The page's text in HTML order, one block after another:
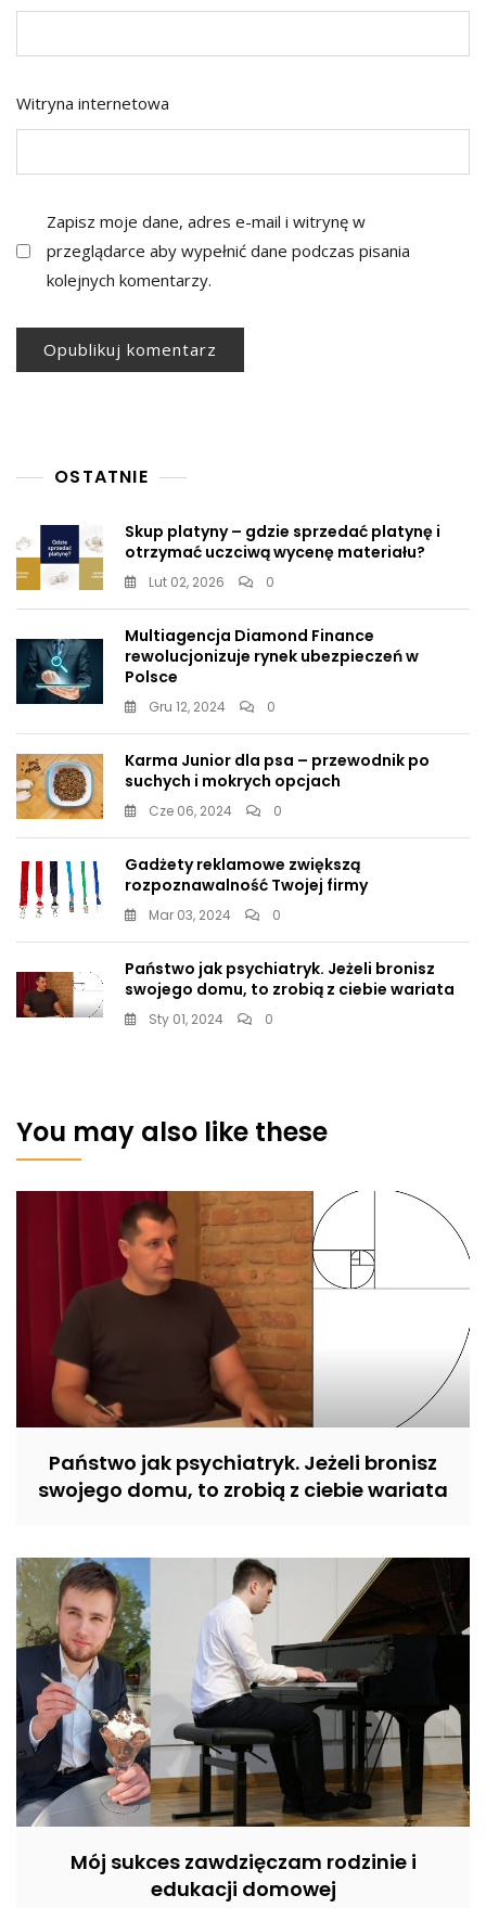
Witryna internetowa
Zapisz moje dane, adres e-mail i witrynę w
przeglądarce aby wypełnić dane podczas pisania
kolejnych komentarzy.
OSTATNIE
Skup platyny – gdzie sprzedać platynę i
otrzymać uczciwą wycenę materiału?
Lut 02, 2026 0
Multiagencja Diamond Finance
rewolucjonizuje rynek ubezpieczeń w
Polsce
Gru 12, 2024 0
Karma Junior dla psa – przewodnik po
suchych i mokrych opcjach
Cze 06, 2024 0
Gadżety reklamowe zwiększą
rozpoznawalność Twojej firmy
Mar 03, 2024 0
Państwo jak psychiatryk. Jeżeli bronisz
swojego domu, to zrobią z ciebie wariata
Sty 01, 2024 0
You may also like these
Państwo jak psychiatryk. Jeżeli bronisz
swojego domu, to zrobią z ciebie wariata
Mój sukces zawdzięczam rodzinie i
edukacji domowej